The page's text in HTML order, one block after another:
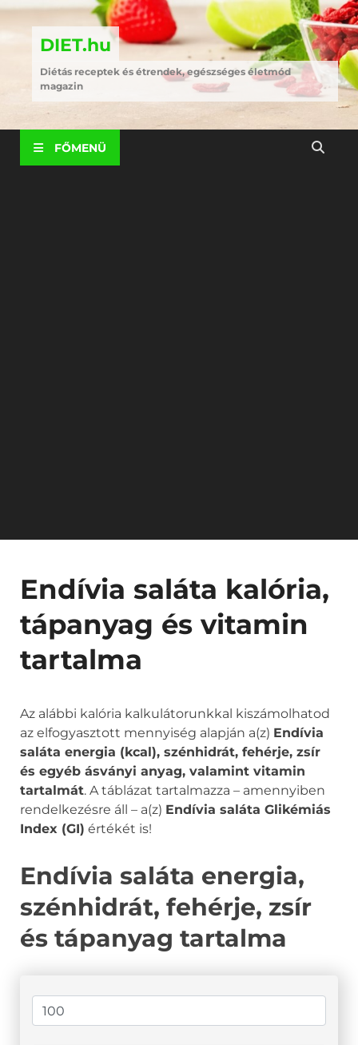
DIET.hu
Diétás receptek és étrendek, egészséges életmód
magazin
FŐMENÜ
Endívia saláta kalória,
tápanyag és vitamin
tartalma
Az alábbi kalória kalkulátorunkkal kiszámolhatod
az elfogyasztott mennyiség alapján a(z) Endívia
saláta energia (kcal), szénhidrát, fehérje, zsír
és egyéb ásványi anyag, valamint vitamin
tartalmát. A táblázat tartalmazza – amennyiben
rendelkezésre áll – a(z) Endívia saláta Glikémiás
Index (GI) értékét is!
Endívia saláta energia,
szénhidrát, fehérje, zsír
és tápanyag tartalma